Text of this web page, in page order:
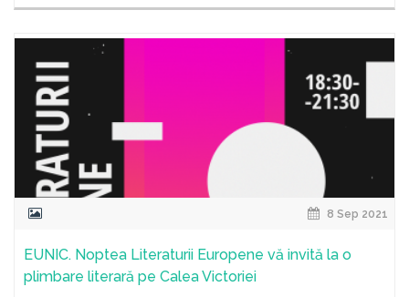
8 Sep 2021
EUNIC. Noptea Literaturii Europene vă invită la o
plimbare literară pe Calea Victoriei